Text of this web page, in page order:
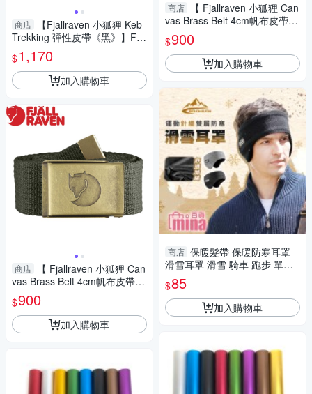
商店
【Fjallraven 小狐狸 Keb
Trekking 彈性皮帶《黑》】F7
7316/腰帶/腰帶環/釦帶/運動腰
帶
$1,170
加入購物車
商店
【 Fjallraven 小狐狸 Can
vas Brass Belt 4cm帆布皮帶
《高山灰》】F77297/織布皮
帶/帆布腰帶
$900
加入購物車
商店
【 Fjallraven 小狐狸 Can
vas Brass Belt 4cm帆布皮帶
《深橄欖》】F77297/織布皮
帶/帆布腰帶
$900
加入購物車
商店 保暖髮帶 保暖防寒耳罩
滑雪耳罩 滑雪 騎車 跑步 單車
登山 露營 (mina百貨)【V068】
$85
加入購物車